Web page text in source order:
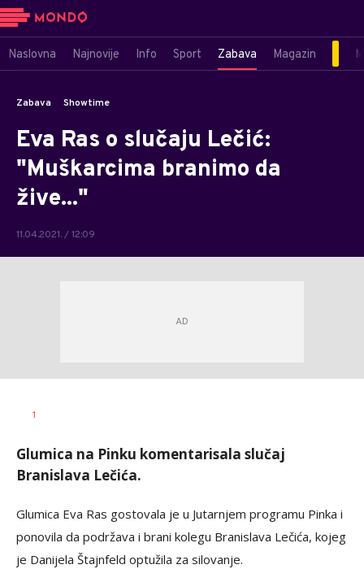
Naslovna Najnovije Info Sport Zabava Magazin
Zabava Showtime
Eva Ras o slučaju Lečić:
"Muškarcima branimo da
žive..."
11.04.2021. / 12:09
AUTOR
1
Glumica na Pinku komentarisala slučaj
Branislava Lečića.
Glumica Eva Ras gostovala je u Jutarnjem programu Pinka i
ponovila da podržava i brani kolegu Branislava Lečića, kojeg
je Danijela Štajnfeld optužila za silovanje.